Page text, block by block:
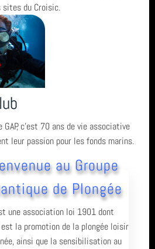
(4)
(11)
et tarifs (13)
- Vie du club (33)
Archives (14)
et videos (3)
Sortie (15)
et plongeons dans une
sportive 2026-2027 🤿
Parc éolien St Nazaire - 10ième
campagne
a relevé le défi de la découverte
subaquatique
au cœur de la Côte de Granit Rose à
Ploumanac'h
Subaquatique le 01 juin 2026
Mots clés
Octobre
Le Croisic
SN1
Hikeric
entrainement
octobre 2022
commentaires
à vous pour cette épreuve ...
à toute l'équipe et aux no...
mai 2026 (1)
avril 2026 (2)
Fil des articles
Fil des commentaires
sites du Croisic.
GAP, c'est 70 ans de vie associative
leur passion pour les fonds marins.
au Groupe
de Plongée
une association loi 1901 dont
la promotion de la plongée loisir
ainsi que la sensibilisation au